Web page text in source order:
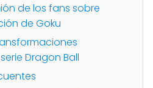
de los fans sobre
de Goku
Dragon Ball